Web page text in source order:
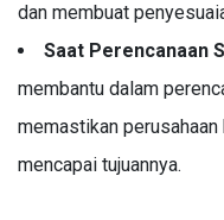
dan membuat
Saat Perencanaan
membantu dalam
memastikan
mencapai tujuannya.